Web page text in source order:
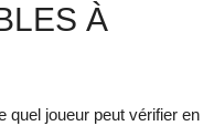
À
quel joueur peut vérifier en